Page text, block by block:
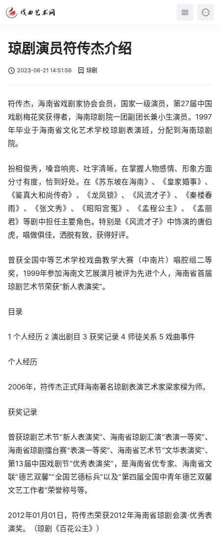
琼剧演员符传杰介绍
2023-06-21 14:51:56 琼剧
符传杰，海南省戏剧家协会会员，国家一级演员，第27届中国
戏剧梅花奖获得者，海南琼剧院一团副团长兼小生演员。1997
年毕业于海南省文化艺术学校琼剧表演班，分配到海南琼剧
院。
扮相俊秀，嗓音响亮、吐字清晰，在掌握人物感情、形象方面
分寸有度，恰到好处。在《苏东坡在海南》、《皇家婚事》、
《鉴真大和尚传奇》、《龙凤锁》、《风流才子》、《秦楼春
雨》、《张文秀》、《昭阳宫冤》、《孟程公主》、《孟丽
君》等剧中担任主要角色。特别是《风流才子》中饰演的唐伯
虎，唱做俱佳，洒脱有致，获得好评。
曾获全国中等艺术学校戏曲教学大赛（中南片）唱腔组二等
奖，1999年参加海南文艺展演月被评为先进个人，海南省首届
琼剧艺术节荣获“新人表演奖”。
目录
1 个人经历 2 演出剧目 3 获奖记录 4 师徒关系 5 戏曲事件
个人经历
2006年，符传杰正式拜海南著名琼剧表演艺术家梁家樑为师。
获奖记录
曾获琼剧艺术节“新人表演奖”、海南省琼剧汇演“表演一等奖”、
海南省琼剧擂台赛“表演一等奖”、海南省艺术节“文华表演奖”、
第13届中国戏剧节“优秀表演奖”，是海南省优专家、海南省文
联“德艺双馨”“全国艺德标兵”以及“第四届全国中青年德艺双馨
文艺工作者”荣誉称号等。
2012年01月01日，符传杰荣获2012年海南省琼剧会演·优秀表
演奖。（琼剧《百花公主》）